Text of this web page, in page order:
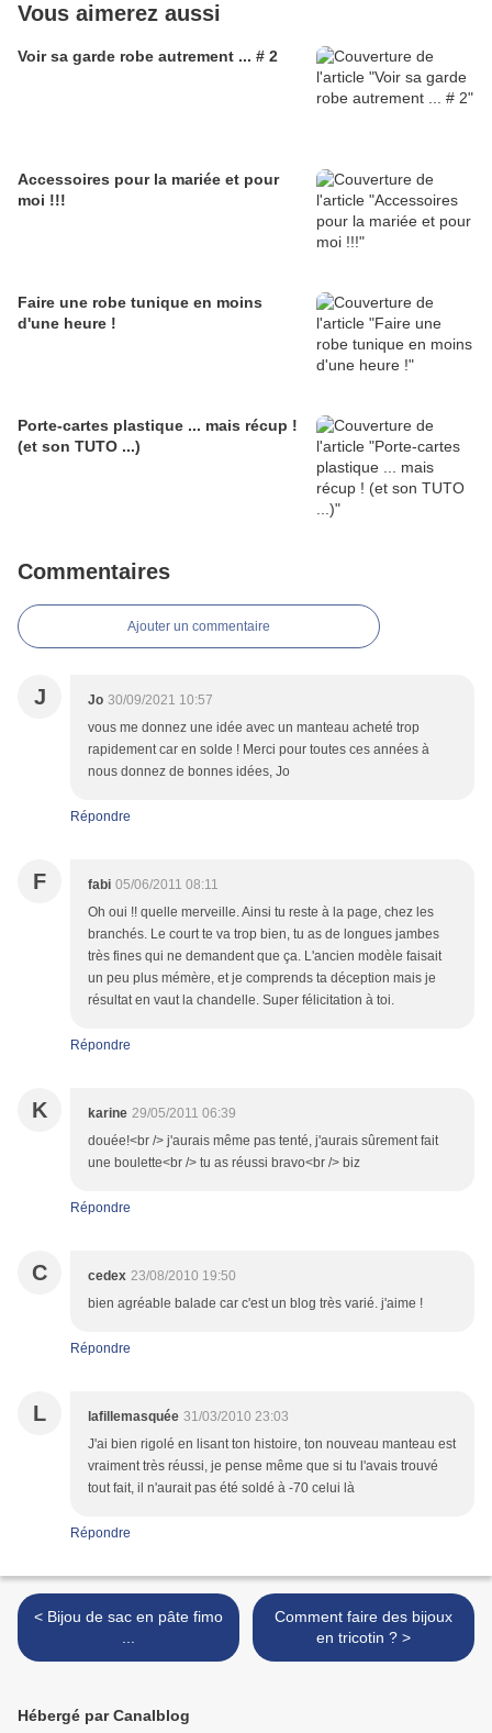
Vous aimerez aussi
Voir sa garde robe autrement ... # 2
Accessoires pour la mariée et pour
moi !!!
Faire une robe tunique en moins
d'une heure !
Porte-cartes plastique ... mais récup !
(et son TUTO ...)
Commentaires
Ajouter un commentaire
J Jo 30/09/2021 10:57
vous me donnez une idée avec un manteau acheté trop
rapidement car en solde ! Merci pour toutes ces années à
nous donnez de bonnes idées, Jo
Répondre
F fabi 05/06/2011 08:11
Oh oui !! quelle merveille. Ainsi tu reste à la page, chez les
branchés. Le court te va trop bien, tu as de longues jambes
très fines qui ne demandent que ça. L'ancien modèle faisait
un peu plus mémère, et je comprends ta déception mais je
résultat en vaut la chandelle. Super félicitation à toi.
Répondre
K karine 29/05/2011 06:39
douée!<br /> j'aurais même pas tenté, j'aurais sûrement fait
une boulette<br /> tu as réussi bravo<br /> biz
Répondre
C cedex 23/08/2010 19:50
bien agréable balade car c'est un blog très varié. j'aime !
Répondre
L lafillemasquée 31/03/2010 23:03
J'ai bien rigolé en lisant ton histoire, ton nouveau manteau est
vraiment très réussi, je pense même que si tu l'avais trouvé
tout fait, il n'aurait pas été soldé à -70 celui là
Répondre
< Bijou de sac en pâte fimo
Comment faire des bijoux
en tricotin ? >
Hébergé par Canalblog